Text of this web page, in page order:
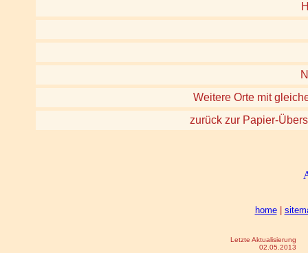
Weitere Orte mit
zurück zur Papier-
home|
Letzte Aktualisierung
02.05.2013